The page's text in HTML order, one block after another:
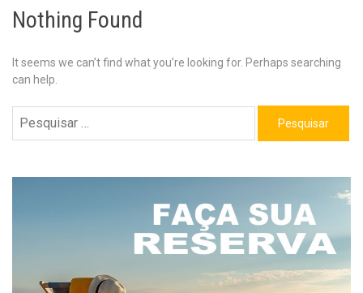
Nothing Found
It seems we can’t find what you’re looking for. Perhaps searching
can help.
por: